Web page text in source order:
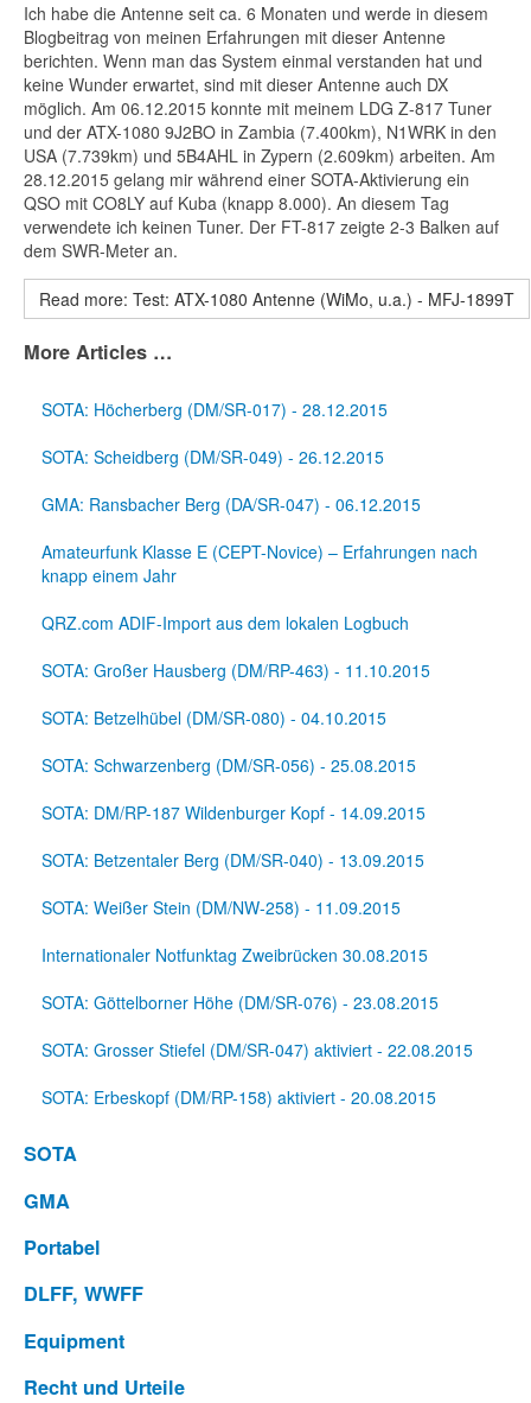
Ich habe die Antenne seit ca. 6 Monaten und werde in diesem
Blogbeitrag von meinen Erfahrungen mit dieser Antenne
berichten. Wenn man das System einmal verstanden hat und
keine Wunder erwartet, sind mit dieser Antenne auch DX
möglich. Am 06.12.2015 konnte mit meinem LDG Z-817 Tuner
und der ATX-1080 9J2BO in Zambia (7.400km), N1WRK in den
USA (7.739km) und 5B4AHL in Zypern (2.609km) arbeiten. Am
28.12.2015 gelang mir während einer SOTA-Aktivierung ein
QSO mit CO8LY auf Kuba (knapp 8.000). An diesem Tag
verwendete ich keinen Tuner. Der FT-817 zeigte 2-3 Balken auf
dem SWR-Meter an.
Read more: Test: ATX-1080 Antenne (WiMo, u.a.) - MFJ-1899T
More Articles …
SOTA: Höcherberg (DM/SR-017) - 28.12.2015
SOTA: Scheidberg (DM/SR-049) - 26.12.2015
GMA: Ransbacher Berg (DA/SR-047) - 06.12.2015
Amateurfunk Klasse E (CEPT-Novice) – Erfahrungen nach
knapp einem Jahr
QRZ.com ADIF-Import aus dem lokalen Logbuch
SOTA: Großer Hausberg (DM/RP-463) - 11.10.2015
SOTA: Betzelhübel (DM/SR-080) - 04.10.2015
SOTA: Schwarzenberg (DM/SR-056) - 25.08.2015
SOTA: DM/RP-187 Wildenburger Kopf - 14.09.2015
SOTA: Betzentaler Berg (DM/SR-040) - 13.09.2015
SOTA: Weißer Stein (DM/NW-258) - 11.09.2015
Internationaler Notfunktag Zweibrücken 30.08.2015
SOTA: Göttelborner Höhe (DM/SR-076) - 23.08.2015
SOTA: Grosser Stiefel (DM/SR-047) aktiviert - 22.08.2015
SOTA: Erbeskopf (DM/RP-158) aktiviert - 20.08.2015
SOTA
GMA
Portabel
DLFF, WWFF
Equipment
Recht und Urteile